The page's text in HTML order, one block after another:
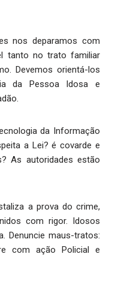
nos deparamos com
tanto no trato familiar
Devemos orientá-los
da Pessoa Idosa e
da Informação
a Lei? é covarde e
As autoridades estão
a prova do crime,
com rigor. Idosos
Denuncie maus-tratos:
com ação Policial e